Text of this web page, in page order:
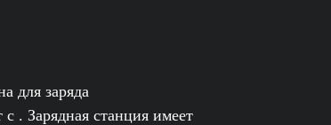
для заряда
. Зарядная станция имеет